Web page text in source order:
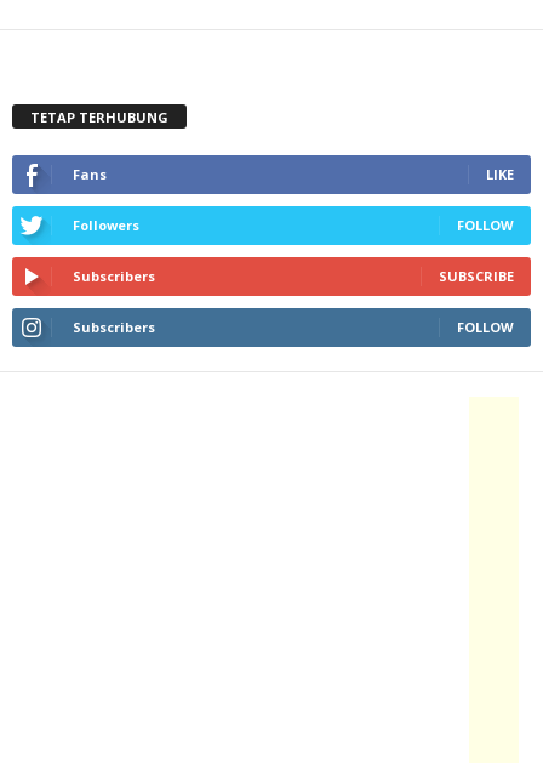
TETAP TERHUBUNG
Fans LIKE
Followers FOLLOW
Subscribers SUBSCRIBE
Subscribers FOLLOW